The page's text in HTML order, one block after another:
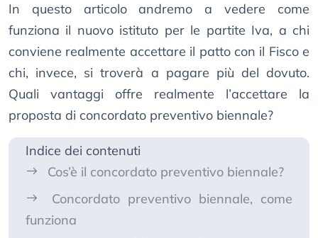
In questo articolo andremo a vedere come
funziona il nuovo istituto per le partite Iva, a chi
conviene realmente accettare il patto con il Fisco e
chi, invece, si troverà a pagare più del dovuto.
Quali vantaggi offre realmente l’accettare la
proposta di concordato preventivo biennale?
Indice dei contenuti
Cos’è il concordato preventivo biennale?
Concordato preventivo biennale, come
funziona